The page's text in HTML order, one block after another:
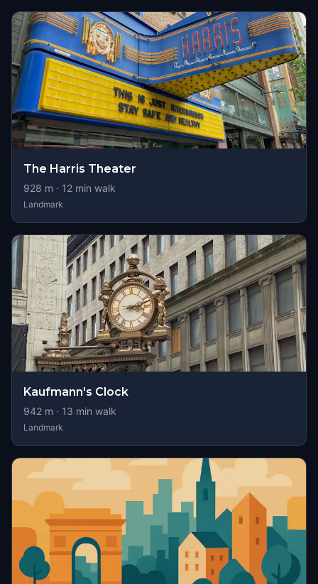
The Harris Theater
928 m · 12 min walk
Landmark
Kaufmann's Clock
942 m · 13 min walk
Landmark